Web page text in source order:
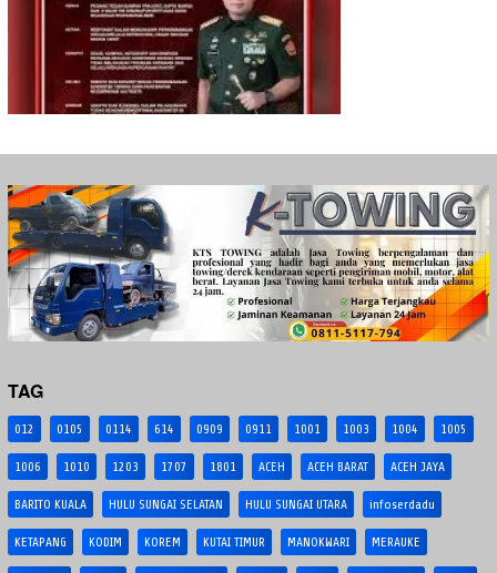
TAG
012 0105 0114 614 0909 0911 1001 1003 1004 1005
1006 1010 1203 1707 1801 ACEH ACEH BARAT ACEH JAYA
BARITO KUALA HULU SUNGAI SELATAN HULU SUNGAI UTARA infoserdadu
KETAPANG KODIM KOREM KUTAI TIMUR MANOKWARI MERAUKE